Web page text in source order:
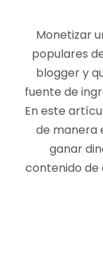
Monetizar
populares
blogger y
fuente de
En este
de manera
ganar
contenido de